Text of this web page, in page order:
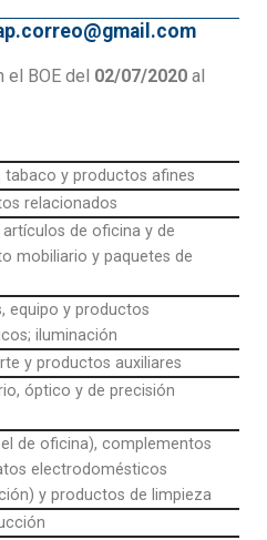
BOE del 02/07/2020 al
tabaco y productos afines
relacionados
de oficina y de
mobiliario y paquetes de
equipo y productos
iluminación
y productos auxiliares
óptico y de precisión
de oficina), complementos
electrodomésticos
y productos de limpieza